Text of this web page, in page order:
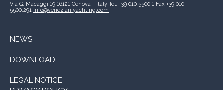
Via G. Macaggi 19 16121 Genova - Italy Tel. +39 010 5500.1 Fax +39 010
5500.291 info@venezianiyachting.com
NEWS
DOWNLOAD
LEGAL NOTICE